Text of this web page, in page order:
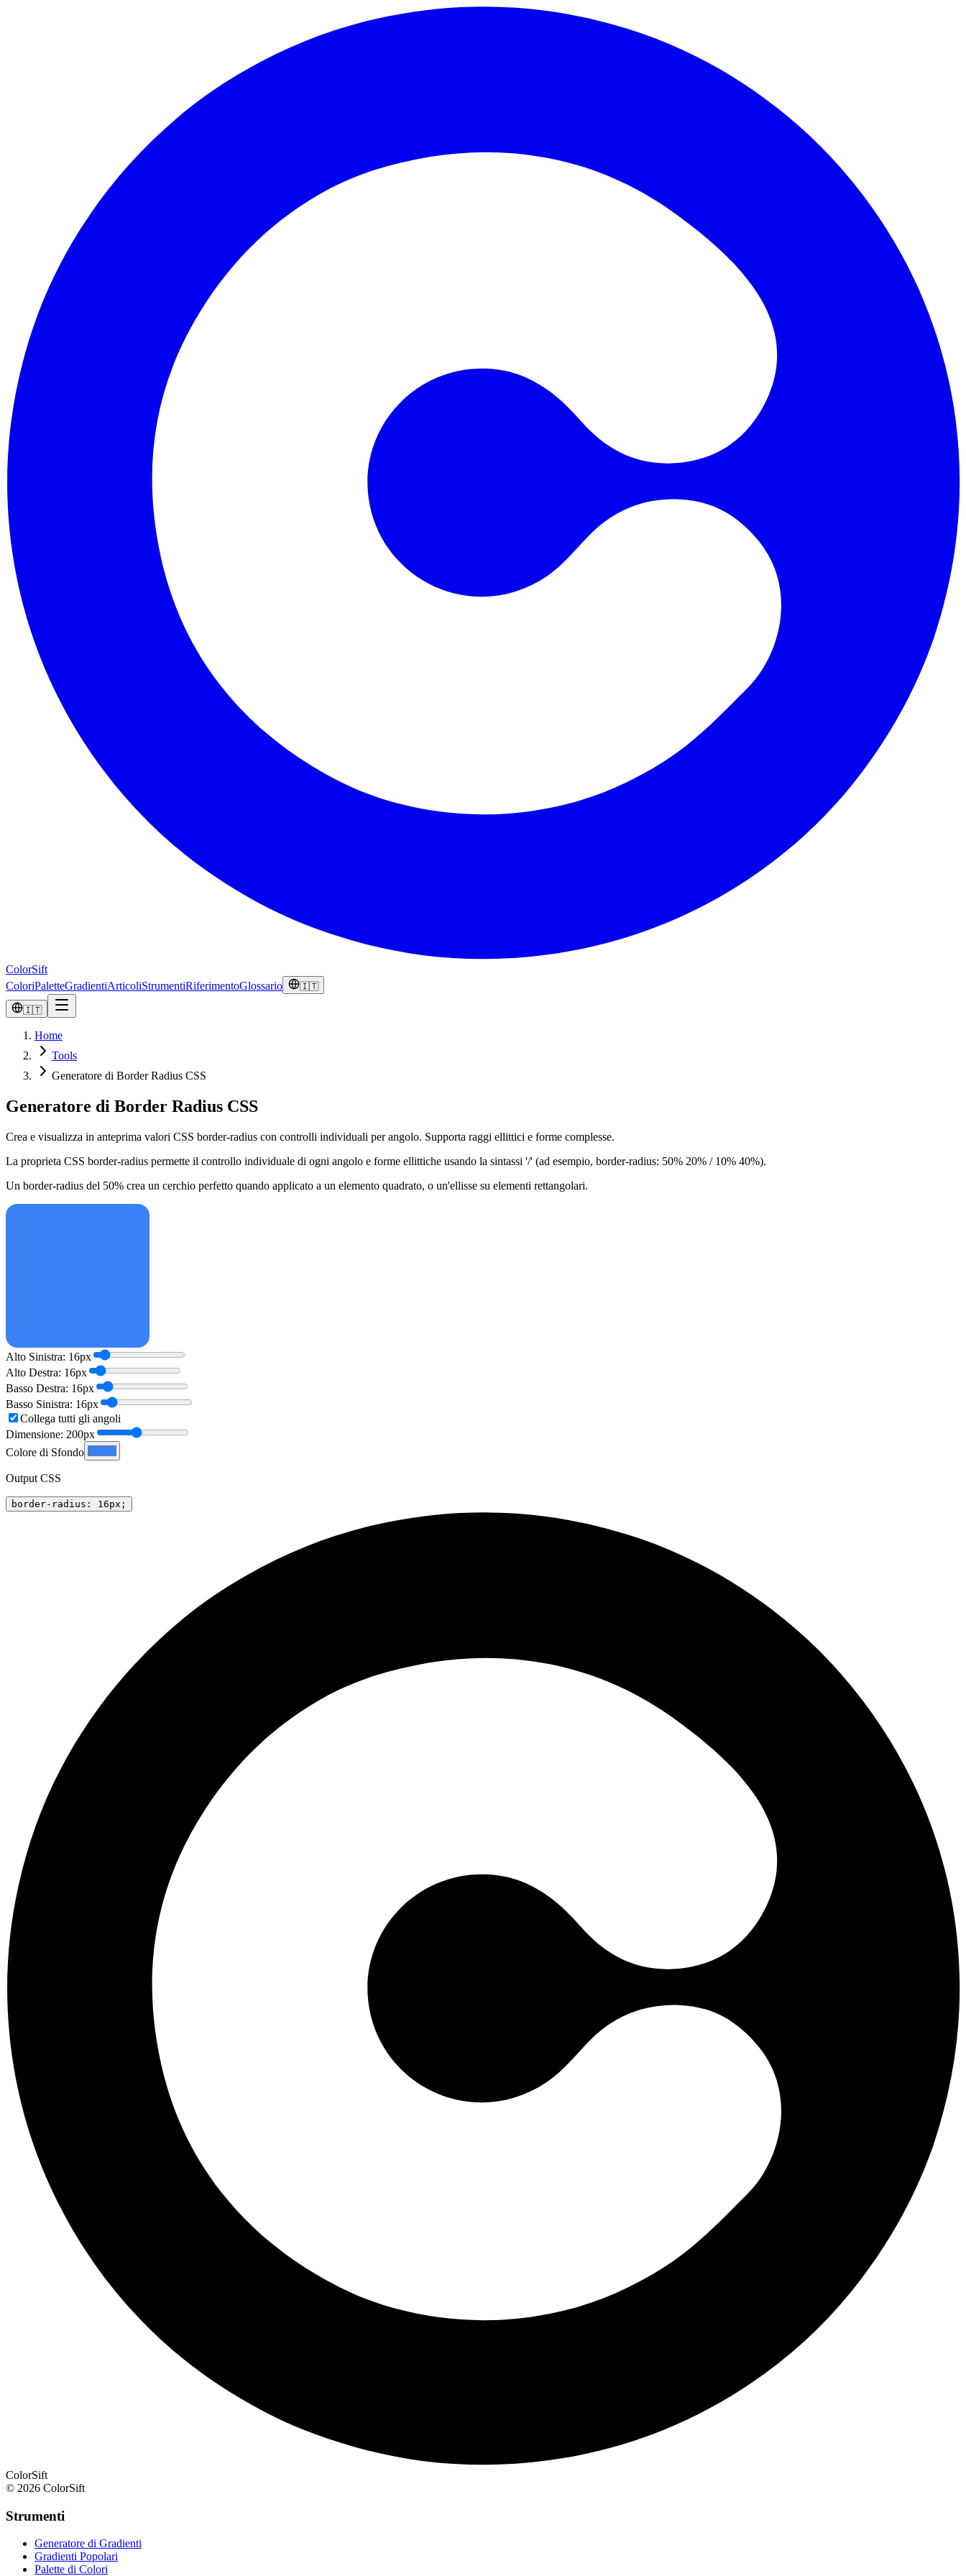
ColorSift
ColoriPaletteGradientiArticoliStrumentiRiferimentoGlossario 🇮🇹
🇮🇹
Home
Tools
Generatore di Border Radius CSS
Generatore di Border Radius CSS
Crea e visualizza in anteprima valori CSS border-radius con controlli individuali per angolo. Supporta raggi ellittici e forme complesse.
La proprieta CSS border-radius permette il controllo individuale di ogni angolo e forme ellittiche usando la sintassi '/' (ad esempio, border-radius: 50% 20% / 10% 40%).
Un border-radius del 50% crea un cerchio perfetto quando applicato a un elemento quadrato, o un'ellisse su elementi rettangolari.
Alto Sinistra: 16px
Alto Destra: 16px
Basso Destra: 16px
Basso Sinistra: 16px
Collega tutti gli angoli
Dimensione: 200px
Colore di Sfondo
Output CSS
border-radius: 16px;
ColorSift
© 2026 ColorSift
Strumenti
Generatore di Gradienti
Gradienti Popolari
Palette di Colori